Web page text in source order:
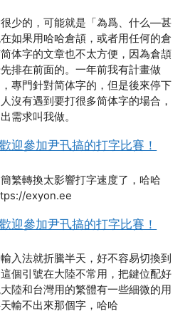
少的，可能就是「為爲、什么―甚
如果用哈哈倉頡，或者用任何的倉
体字的文章也不太方便，因為倉頡
排在前面的。一年前我有計畫做
，專門針對简体字的，但是後來停下
沒有遇到要打很多简体字的場合，
需求叫我做。
歡迎參加尹卂搞的打字比賽！
繁轉換太影響打字速度了，哈哈
exyon.ee
歡迎參加尹卂搞的打字比賽！
入法就折騰半天，好不容易切換到
個引號在大陸不常用，把鍵位配好
陸和台灣用的繁體有一些細微的用
輸不出來那個字，哈哈